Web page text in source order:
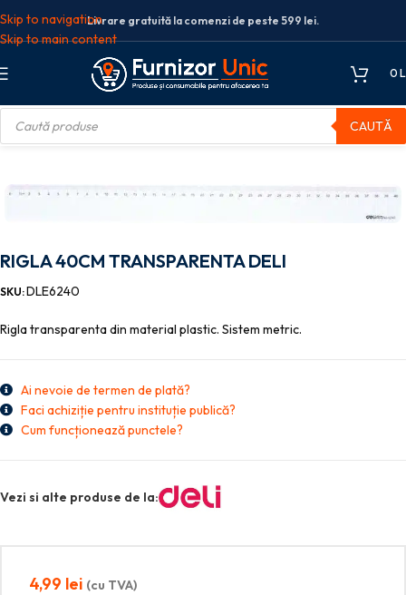
Skip to navigation
Skip to main content
Livrare gratuită la comenzi de peste 599 lei.
0
CAUTĂ
rigle, raportoare, sabloane
RIGLA 40CM TRANSPARENTA DELI
SKU:DLE6240
Rigla transparenta din material plastic. Sistem metric.
Ai nevoie de termen de plată?
Faci achiziție pentru instituție publică?
Cum funcționează punctele?
Vezi si alte produse de la:
4,99 lei (cu TVA)